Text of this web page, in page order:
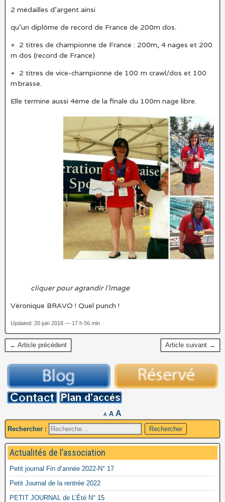
2 médailles d’argent ainsi
qu’un diplôme de record de France de 200m dos.
+ 2 titres de championne de France : 200m, 4 nages et 200
m dos (record de France)
+ 2 titres de vice-championne de 100 m crawl/dos et 100
m brasse.
Elle termine aussi 4ème de la finale du 100m nage libre.
cliquer pour agrandir l’image
Véronique BRAVO ! Quel punch !
Updated: 20 juin 2018 — 17 h 56 min
← Article précédent Article suivant →
A A A
Rechercher :
Actualités de l’association
Petit journal Fin d’année 2022-N° 17
Petit Journal de la rentrée 2022
PETIT JOURNAL de L’Été N° 15